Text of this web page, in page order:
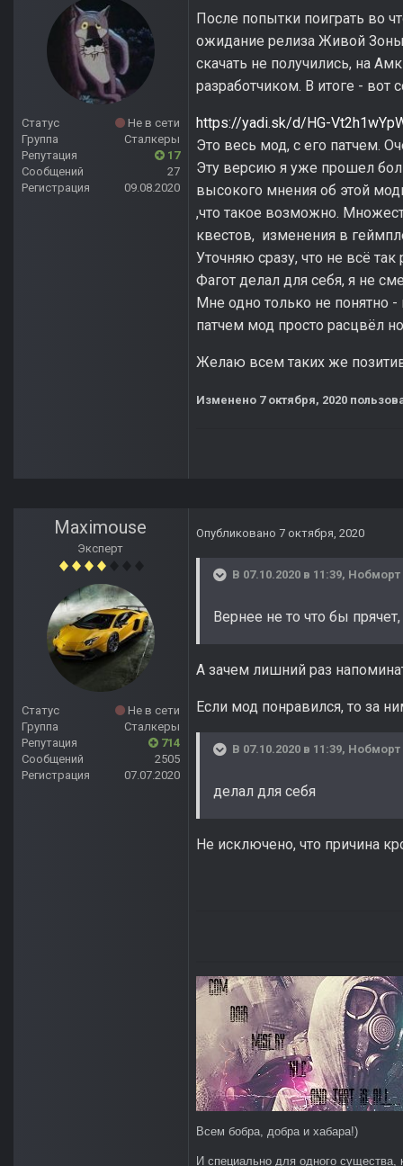
Статус
Не в сети
Группа
Сталкеры
Репутация
17
Сообщений
27
Регистрация
09.08.2020
После попытки поиграть во
ожидание релиза Живой
скачать не получились, на
разработчиком. В итоге - вот
https://yadi.sk/d/HG-
Это весь мод, с его патчем.
Эту версию я уже прошел
высокого мнения об этой
,что такое возможно.
квестов, изменения в
Уточняю сразу, что не всё
Фагот делал для себя, я не
Мне одно только не понятно
патчем мод просто расцвёл
Желаю всем таких же
Изменено 7 октября, 2020
Maximouse
Эксперт
Статус
Не в сети
Группа
Сталкеры
Репутация
714
Сообщений
2505
Регистрация
07.07.2020
Опубликовано 7 октября, 2020
В 07.10.2020 в 11:39, Нобморт
Вернее не то что бы
А зачем лишний раз
Если мод понравился, то за
В 07.10.2020 в 11:39, Нобморт
делал для себя
Не исключено, что причина
Всем бобра, добра и хабара!)
И специально для одного